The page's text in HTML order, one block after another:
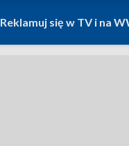
Reklamuj się w TV i na